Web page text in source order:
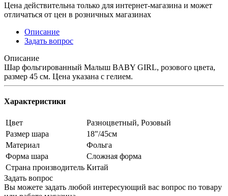
Цена действительна только для интернет-магазина и может
отличаться от цен в розничных магазинах
Описание
Задать вопрос
Описание
Шар фольгированный Малыш BABY GIRL, розового цвета,
размер 45 см. Цена указана с гелием.
Характеристики
Цвет
Разноцветный, Розовый
Размер шара
18"/45см
Материал
Фольга
Форма шара
Сложная форма
Страна производитель Китай
Задать вопрос
Вы можете задать любой интересующий вас вопрос по товару